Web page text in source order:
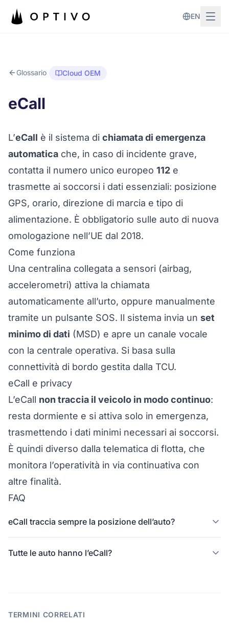
EN
Glossario Cloud OEM
eCall
L’eCall è il sistema di chiamata di emergenza
automatica che, in caso di incidente grave,
contatta il numero unico europeo 112 e
trasmette ai soccorsi i dati essenziali: posizione
GPS, orario, direzione di marcia e tipo di
alimentazione. È obbligatorio sulle auto di nuova
omologazione nell’UE dal 2018.
Come funziona
Una centralina collegata a sensori (airbag,
accelerometri) attiva la chiamata
automaticamente all’urto, oppure manualmente
tramite un pulsante SOS. Il sistema invia un set
minimo di dati (MSD) e apre un canale vocale
con la centrale operativa. Si basa sulla
connettività di bordo gestita dalla TCU.
eCall e privacy
L’eCall non traccia il veicolo in modo continuo:
resta dormiente e si attiva solo in emergenza,
trasmettendo i dati minimi necessari ai soccorsi.
È quindi diverso dalla telematica di flotta, che
monitora l’operatività in via continuativa con
altre finalità.
FAQ
eCall traccia sempre la posizione dell’auto?
Tutte le auto hanno l’eCall?
TERMINI CORRELATI